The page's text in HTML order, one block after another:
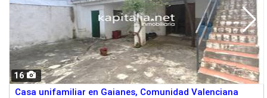
16
Casa unifamiliar en Gaianes, Comunidad Valenciana